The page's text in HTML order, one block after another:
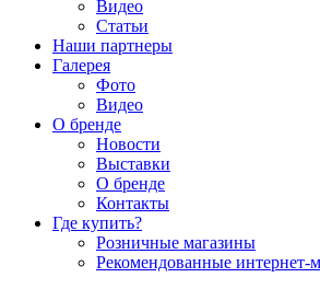
Видео
Статьи
Наши партнеры
Галерея
Фото
Видео
О бренде
Новости
Выставки
О бренде
Контакты
Где купить?
Розничные магазины
Рекомендованные интернет-